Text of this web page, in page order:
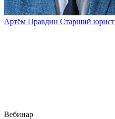
Артём Правдин Старший юрист
Вебинар